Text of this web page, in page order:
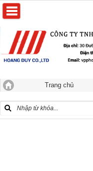
Trang chủ